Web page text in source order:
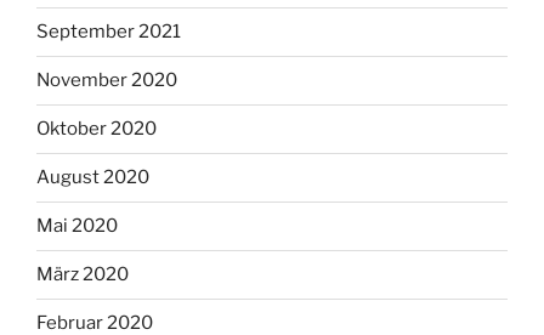
September 2021
November 2020
Oktober 2020
August 2020
Mai 2020
März 2020
Februar 2020